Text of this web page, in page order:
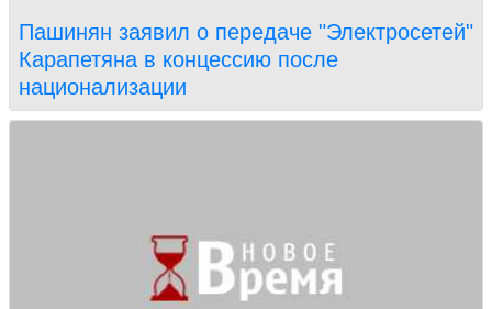
Пашинян заявил о передаче "Электросетей"
Карапетяна в концессию после
национализации